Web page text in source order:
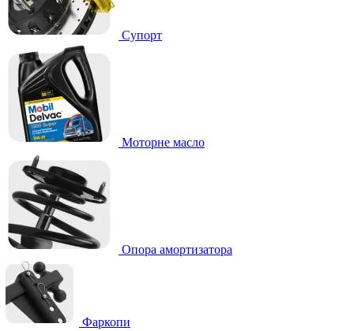
Супорт
Моторне масло
Опора амортизатора
Фаркопи